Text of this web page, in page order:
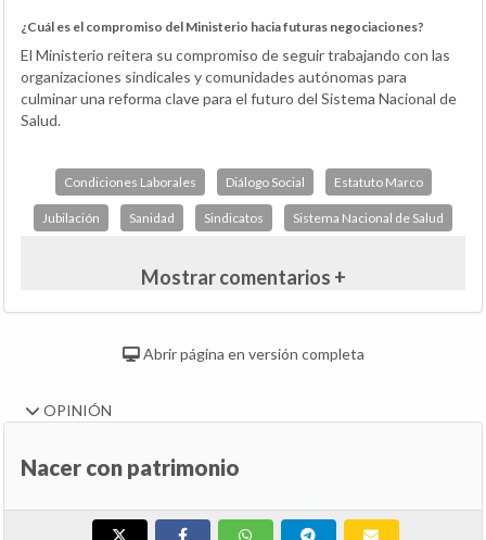
¿Cuál es el compromiso del Ministerio hacia futuras negociaciones?
El Ministerio reitera su compromiso de seguir trabajando con las
organizaciones sindicales y comunidades autónomas para
culminar una reforma clave para el futuro del Sistema Nacional de
Salud.
Condiciones Laborales Diálogo Social Estatuto Marco
Jubilación Sanidad Sindicatos Sistema Nacional de Salud
Mostrar comentarios +
Abrir página en versión completa
OPINIÓN
Nacer con patrimonio